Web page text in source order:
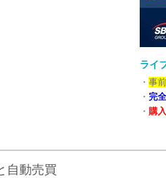
ライ
・ 事
・ 完
・ 購
自動売買